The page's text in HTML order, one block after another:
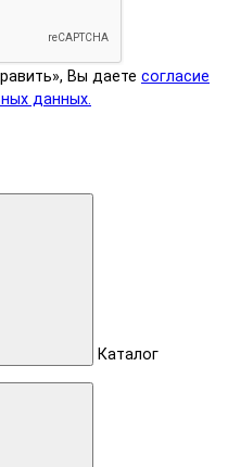
Вы даете согласие
данных.
Каталог